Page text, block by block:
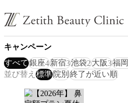
キャンペーン
すべて銀座4新宿3池袋2大阪3福岡
並び替え 標準院別終了が近い順